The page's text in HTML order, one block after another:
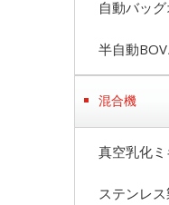
自動バッ
半自動
混合機
真空乳化
ステンレ